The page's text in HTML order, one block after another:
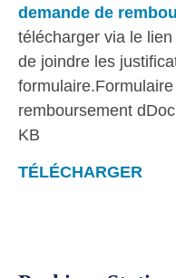
demande de
télécharger via le
de joindre les
formulaire.
remboursement
KB
TÉLÉCHARGER